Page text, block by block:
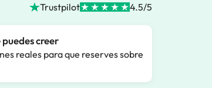
Trustpilot 4.5/5
creer
reales para que reserves sobre